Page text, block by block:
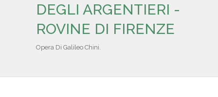
COLLABORATORI
PARTNER
NEWS & EVENTI
DEGLI ARGENTIERI -
ROVINE DI FIRENZE
Opera Di Galileo Chini.